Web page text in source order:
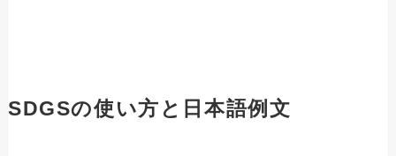
SDGSの使い方と日本語例文